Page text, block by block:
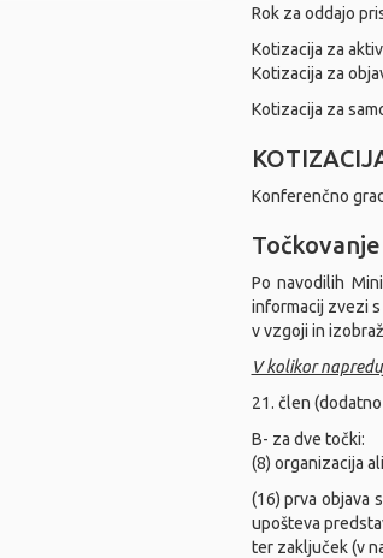
Rok za oddajo
Kotizacija za
Kotizacija za
Kotizacija za
Konferenčno
Po navodilih
informacij zvezi
v vzgoji in
V kolikor
21. člen
B- za dve točki:
(8) organizacija
(16) prva objava
upošteva
ter zaključek (v